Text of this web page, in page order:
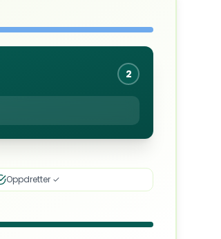
2
Oppdretter ✓